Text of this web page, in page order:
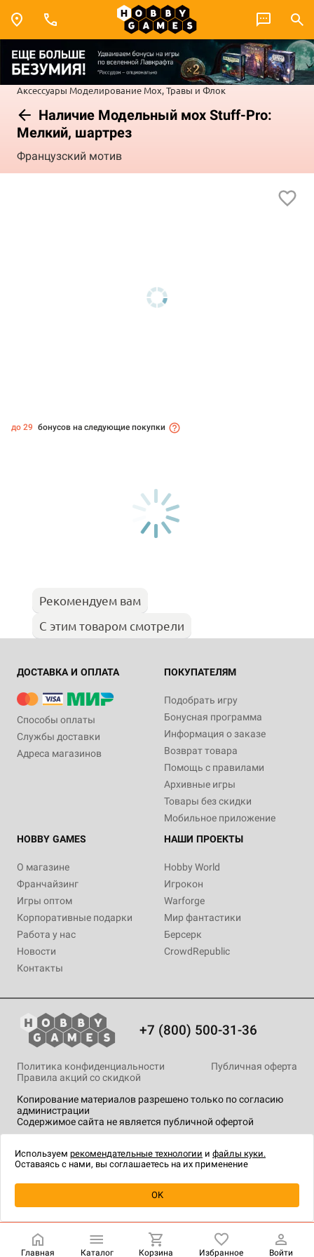
Аксессуары Моделирование Мох, Травы и Флок
Наличие Модельный мох Stuff-Pro:
Мелкий, шартрез
Французский мотив
Купить
до 29 бонусов на следующие покупки
Рекомендуем вам
С этим товаром смотрели
ДОСТАВКА И ОПЛАТА
Способы оплаты
Службы доставки
Адреса магазинов
ПОКУПАТЕЛЯМ
Подобрать игру
Бонусная программа
Информация о заказе
Возврат товара
Помощь с правилами
Архивные игры
Товары без скидки
Мобильное приложение
HOBBY GAMES
О магазине
Франчайзинг
Игры оптом
Корпоративные подарки
Работа у нас
Новости
Контакты
НАШИ ПРОЕКТЫ
Hobby World
Игрокон
Warforge
Мир фантастики
Берсерк
CrowdRepublic
+7 (800) 500-31-36
Копирование материалов разрешено только по согласию
администрации
Содержимое сайта не является публичной офертой
Политика конфиденциальности
Публичная оферта
Правила акций со скидкой
технологии.
Главная Каталог Корзина Избранное Войти
Используем рекомендательные технологии и файлы куки.
Оставаясь с нами, вы соглашаетесь на их применение
OK